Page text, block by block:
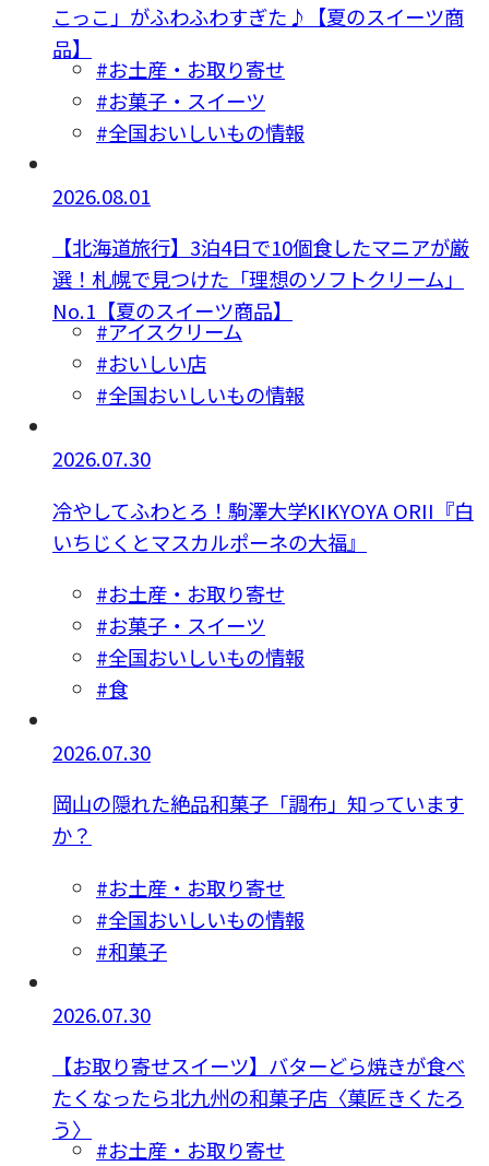
こっこ」がふわふわすぎた♪【夏のスイーツ商
品】
#お土産・お取り寄せ
#お菓子・スイーツ
#全国おいしいもの情報
2026.08.01
【北海道旅行】3泊4日で10個食したマニアが厳
選！札幌で見つけた「理想のソフトクリーム」
No.1【夏のスイーツ商品】
#アイスクリーム
#おいしい店
#全国おいしいもの情報
2026.07.30
冷やしてふわとろ！駒澤大学KIKYOYA ORII『白
いちじくとマスカルポーネの大福』
#お土産・お取り寄せ
#お菓子・スイーツ
#全国おいしいもの情報
#食
2026.07.30
岡山の隠れた絶品和菓子「調布」知っています
か？
#お土産・お取り寄せ
#全国おいしいもの情報
#和菓子
2026.07.30
【お取り寄せスイーツ】バターどら焼きが食べ
たくなったら北九州の和菓子店〈菓匠きくたろ
う〉
#お土産・お取り寄せ